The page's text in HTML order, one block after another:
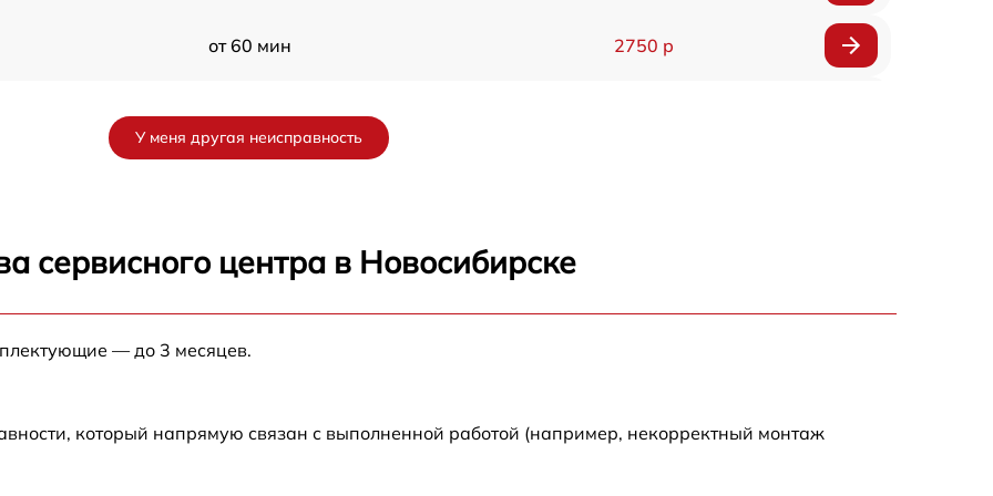
от 60 мин 2750 р
от 60 мин
У меня другая неисправность
сервисного центра в Новосибирске
— до 3 месяцев.
который напрямую связан с выполненной работой (например, некорректный монтаж